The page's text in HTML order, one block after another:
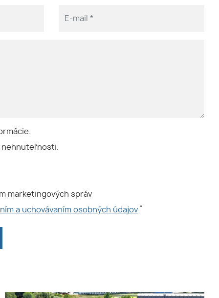
nehnuteľnosti.
marketingových správ
a uchovávaním osobných údajov *